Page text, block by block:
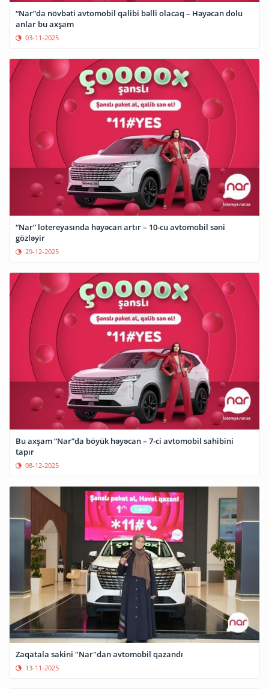
“Nar”da növbəti avtomobil qalibi bəlli olacaq – Həyəcan dolu
anlar bu axşam
03-11-2025
“Nar” lotereyasında həyəcan artır – 10-cu avtomobil səni
gözləyir
29-12-2025
Bu axşam “Nar”da böyük həyəcan – 7-ci avtomobil sahibini
tapır
08-12-2025
Zaqatala sakini "Nar"dan avtomobil qazandı
13-11-2025